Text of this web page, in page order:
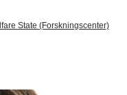
State (Forskningscenter)